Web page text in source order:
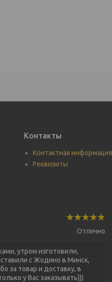
Контакты
Контактная информация
Реквизиты
Отлично
утром изготовили,
с Жодино в Минск,
за товар и доставку, в
у Вас заказывать)))